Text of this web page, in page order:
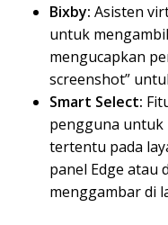
Bixby: Asisten
untuk
mengucapkan
screenshot”
Smart Select:
pengguna untuk
tertentu pada
panel Edge atau
menggambar di